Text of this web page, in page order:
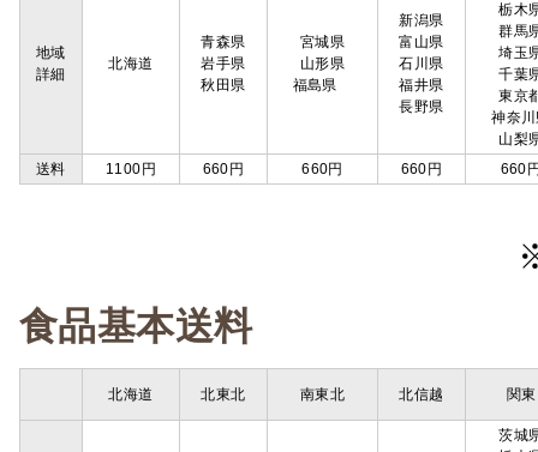
地域
詳細
北海道
青森県
岩手県
秋田県
宮城県
山形県
福島県
新潟県
富山県
石川県
福井県
長野県
栃木
群馬
埼玉
千葉
東京
神奈
山梨
送料
1100円 660円 660円 660円 660
食品基本送料
北海道 北東北 南東北 北信越 関東
茨城